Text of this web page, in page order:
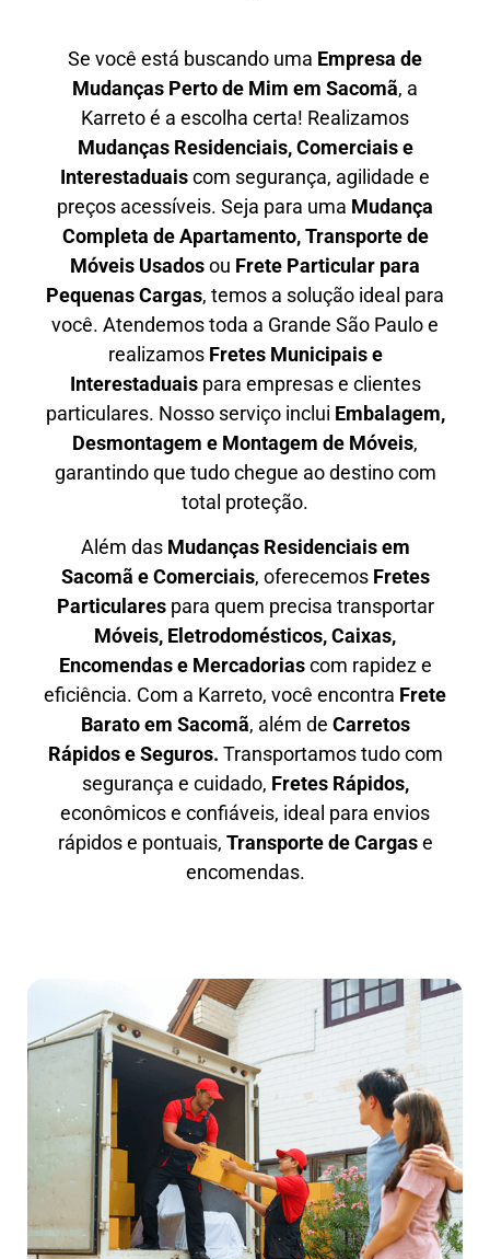
Se você está buscando uma Empresa de
Mudanças Perto de Mim em Sacomã, a
Karreto é a escolha certa! Realizamos
Mudanças Residenciais, Comerciais e
Interestaduaiscom segurança, agilidade e
preços acessíveis. Seja para uma Mudança
Completa de Apartamento, Transporte de
Móveis Usadosou Frete Particular para
Pequenas Cargas, temos a solução ideal para
você. Atendemostoda a Grande São Pauloe
realizamos Fretes Municipais e
Interestaduaispara empresas e clientes
particulares. Nosso serviço inclui Embalagem,
Desmontagem e Montagem de Móveis,
garantindo que tudo chegue ao destino com
total proteção.
Além das Mudanças Residenciais em
Sacomã e Comerciais, oferecemos Fretes
Particularespara quem precisa transportar
Móveis, Eletrodomésticos, Caixas,
Encomendas e Mercadoriascom rapidez e
eficiência. Com a Karreto, você encontra Frete
Barato em Sacomã, além de Carretos
Rápidos e Seguros. Transportamos tudo com
segurança e cuidado, Fretes Rápidos,
econômicos e confiáveis, ideal para envios
rápidos e pontuais, Transporte de Cargase
encomendas.